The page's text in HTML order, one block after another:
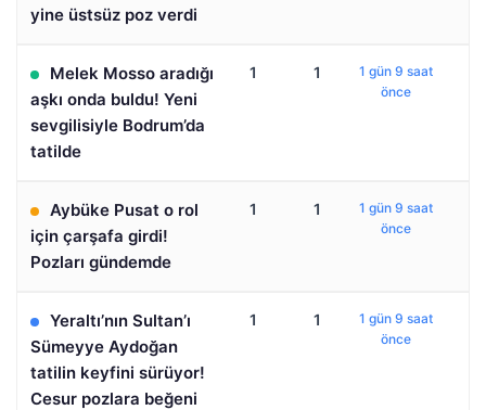
yine üstsüz poz verdi
Melek Mosso aradığı
aşkı onda buldu! Yeni
sevgilisiyle Bodrum’da
tatilde
1 1
1 gün 9 saat
önce
Aybüke Pusat o rol
için çarşafa girdi!
Pozları gündemde
1 1
1 gün 9 saat
önce
Yeraltı’nın Sultan’ı
Sümeyye Aydoğan
tatilin keyfini sürüyor!
Cesur pozlara beğeni
1 1
1 gün 9 saat
önce